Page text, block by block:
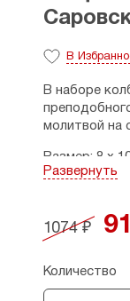
В
В наборе
молитвой на
Размер: 8 х
Развернуть
1074 ₽
Количество